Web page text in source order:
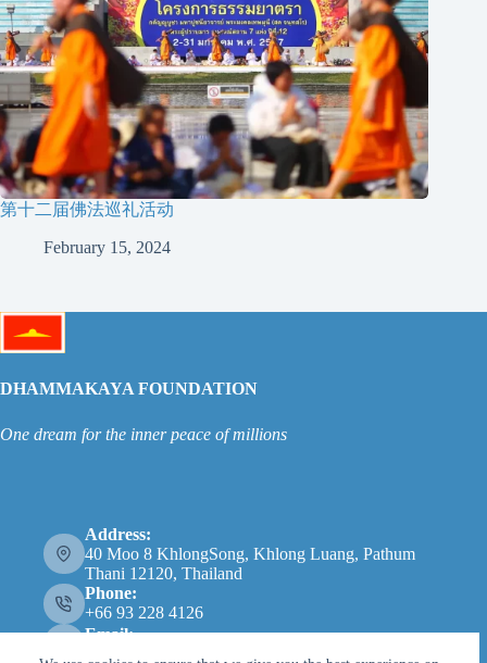
第十二届佛法巡礼活动
February 15, 2024
DHAMMAKAYA FOUNDATION
One dream for the inner peace of millions
Address:
40 Moo 8 KhlongSong, Khlong Luang, Pathum
Thani 12120, Thailand
Phone:
+66 93 228 4126
Email: